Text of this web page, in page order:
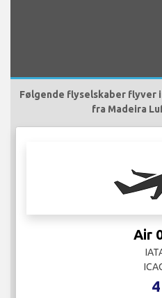
Følgende flyselskaber flyver
fra Madeira
Air
4